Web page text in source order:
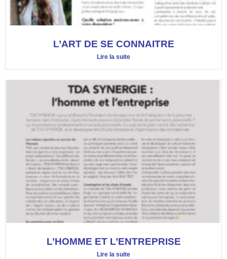
L’ART DE SE CONNAITRE
Lire la suite
L’HOMME ET L’ENTREPRISE
Lire la suite